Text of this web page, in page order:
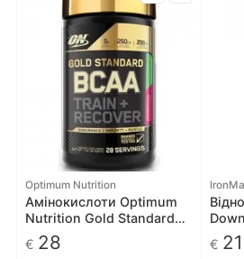
Optimum Nutrition
Амінокислоти Optimum
Nutrition Gold Standard
BCAA Train + Recovery
280g
€ 28
€ 21